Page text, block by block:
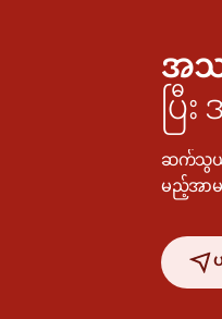
အသ
ပ
ဆက်သွယ်
မည့်အာမ